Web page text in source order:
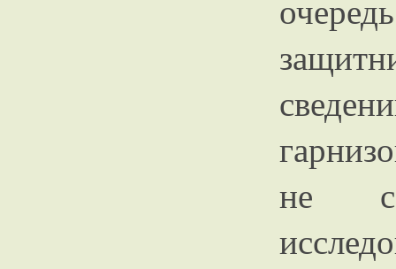
не